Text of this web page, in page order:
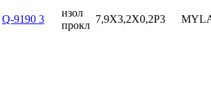
Q-9190 3
изол
прокл
7,9X3,2X0,2P3